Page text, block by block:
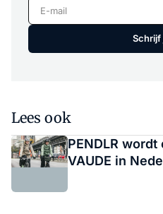
E-mail
Schrijf
Lees ook
PENDLR
VAUDE in